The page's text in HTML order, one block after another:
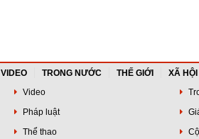
VIDEO TRONG NƯỚC THẾ GIỚI XÃ HỘI
Video
Pháp luật
Thể thao